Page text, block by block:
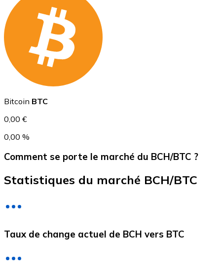
USD Coin
USDC
Bitcoin BTC
0,00 €
0,00 %
Comment se porte le marché du BCH/BTC ?
Statistiques du marché BCH/BTC
Taux de change actuel de BCH vers BTC